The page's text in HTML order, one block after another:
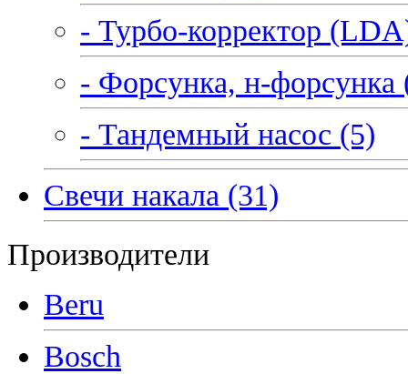
- Турбо-корректор
- Форсунка, н-форсунка
- Тандемный насос (5)
Свечи накала (31)
Производители
Beru
Bosch